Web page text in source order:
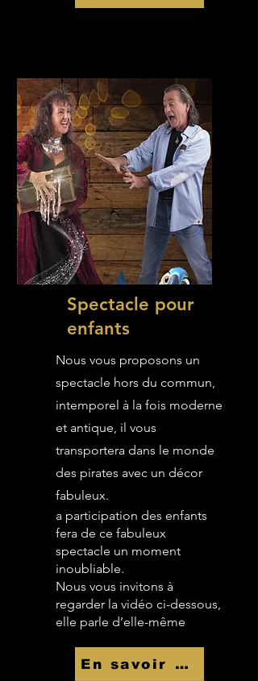
Spectacle pour
enfants
Nous vous proposons un
spectacle hors du commun,
intemporel à la fois moderne
et antique, il vous
transportera dans le monde
des pirates avec un décor
fabuleux.
a participation des enfants
fera de ce fabuleux
spectacle un moment
inoubliable.
Nous vous invitons à
regarder la vidéo ci-dessous,
elle parle d’elle-même
En savoir Plus